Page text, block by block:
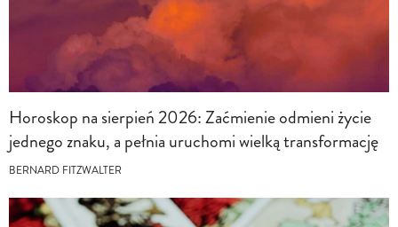
Horoskop na sierpień 2026: Zaćmienie odmieni życie
jednego znaku, a pełnia uruchomi wielką transformację
BERNARD FITZWALTER